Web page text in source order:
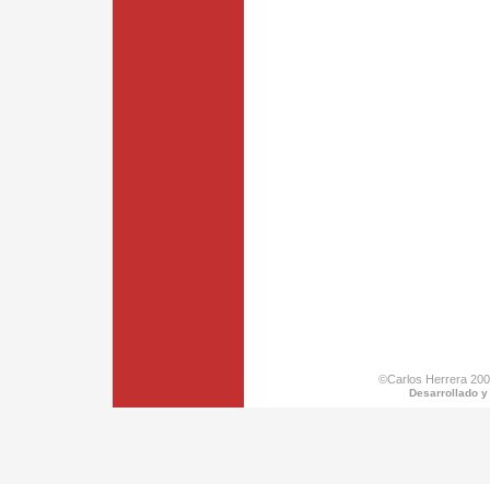
©Carlos Herrera
Desarrollado